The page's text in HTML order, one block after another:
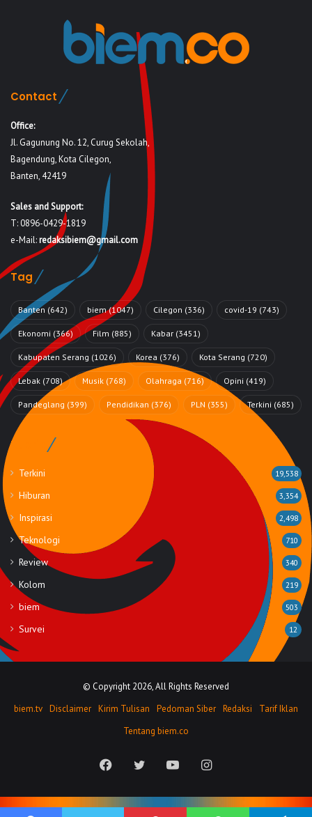
Contact
Office:
Jl. Gagunung No. 12, Curug Sekolah,
Bagendung, Kota Cilegon,
Banten, 42419
Sales and Support:
T: 0896-0429-1819
e-Mail:redaksibiem@gmail.com
Tag
Banten (642) biem(1047) Cilegon (336) covid-19 (743)
Ekonomi (366) Film (885) Kabar (3451)
Kabupaten Serang (1026) Korea (376) Kota Serang (720)
Lebak (708) Musik (768) Olahraga (716) Opini (419)
Pandeglang (399) Pendidikan (376) PLN (355) Terkini (685)
Rubrik
Terkini 19,538
Hiburan 3,354
Inspirasi 2,498
Teknologi 710
Review 340
Kolom 219
biem 503
Survei 12
© Copyright 2026, All Rights Reserved
biem.tv Disclaimer Kirim Tulisan Pedoman Siber Redaksi
Tarif Iklan
Tentang biem.co
FacebookTwitter YouTubeInstagram